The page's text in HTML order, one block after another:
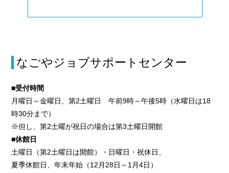
なごやジョブサポートセンター
■受付時間
月曜日～金曜日、第2土曜日 午前9時～午後5時（水曜日は18
時30分まで）
※但し、第2土曜が祝日の場合は第3土曜日開館
■休館日
土曜日（第2土曜日は開館）・日曜日・祝休日、
夏季休館日、年末年始（12月28日～1月4日）